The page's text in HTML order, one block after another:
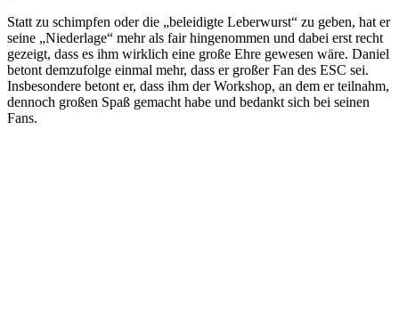
Statt zu schimpfen oder die „beleidigte Leberwurst“ zu geben, hat er
seine „Niederlage“ mehr als fair hingenommen und dabei erst recht
gezeigt, dass es ihm wirklich eine große Ehre gewesen wäre. Daniel
betont demzufolge einmal mehr, dass er großer Fan des ESC sei.
Insbesondere betont er, dass ihm der Workshop, an dem er teilnahm,
dennoch großen Spaß gemacht habe und bedankt sich bei seinen
Fans.